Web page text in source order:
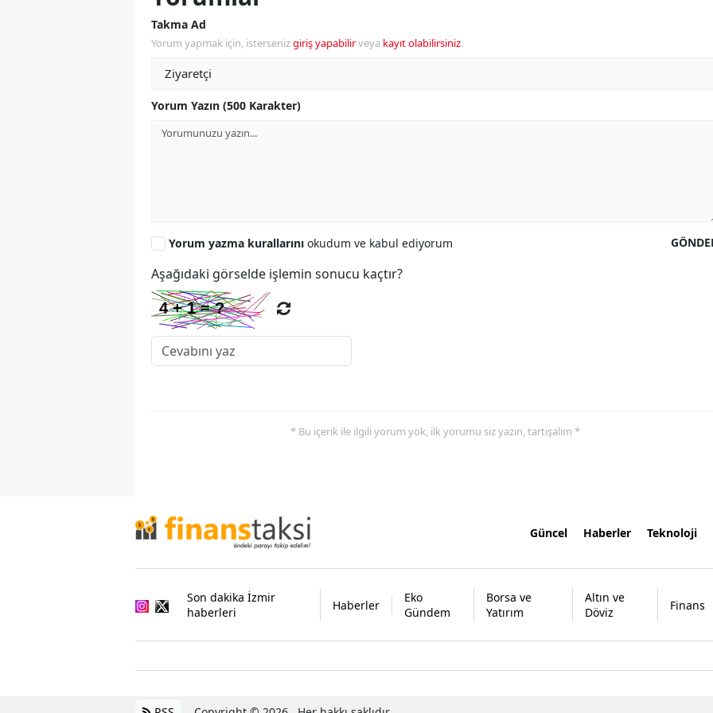
Takma Ad
Yorum yapmak için, istersenizgiriş yapabilirveya kayıt olabilirsiniz.
Yorum Yazın (500 Karakter)
Yorum yazma kurallarını okudum ve kabul ediyorum
Aşağıdaki görselde işlemin sonucu kaçtır?
* Bu içerik ile ilgili yorum yok, ilk yorumu siz yazın, tartışalım *
Güncel Haberler Teknoloji
Son dakika İzmir
haberleri
Haberler
Eko
Gündem
Borsa ve
Yatırım
Altın ve
Döviz
Finans